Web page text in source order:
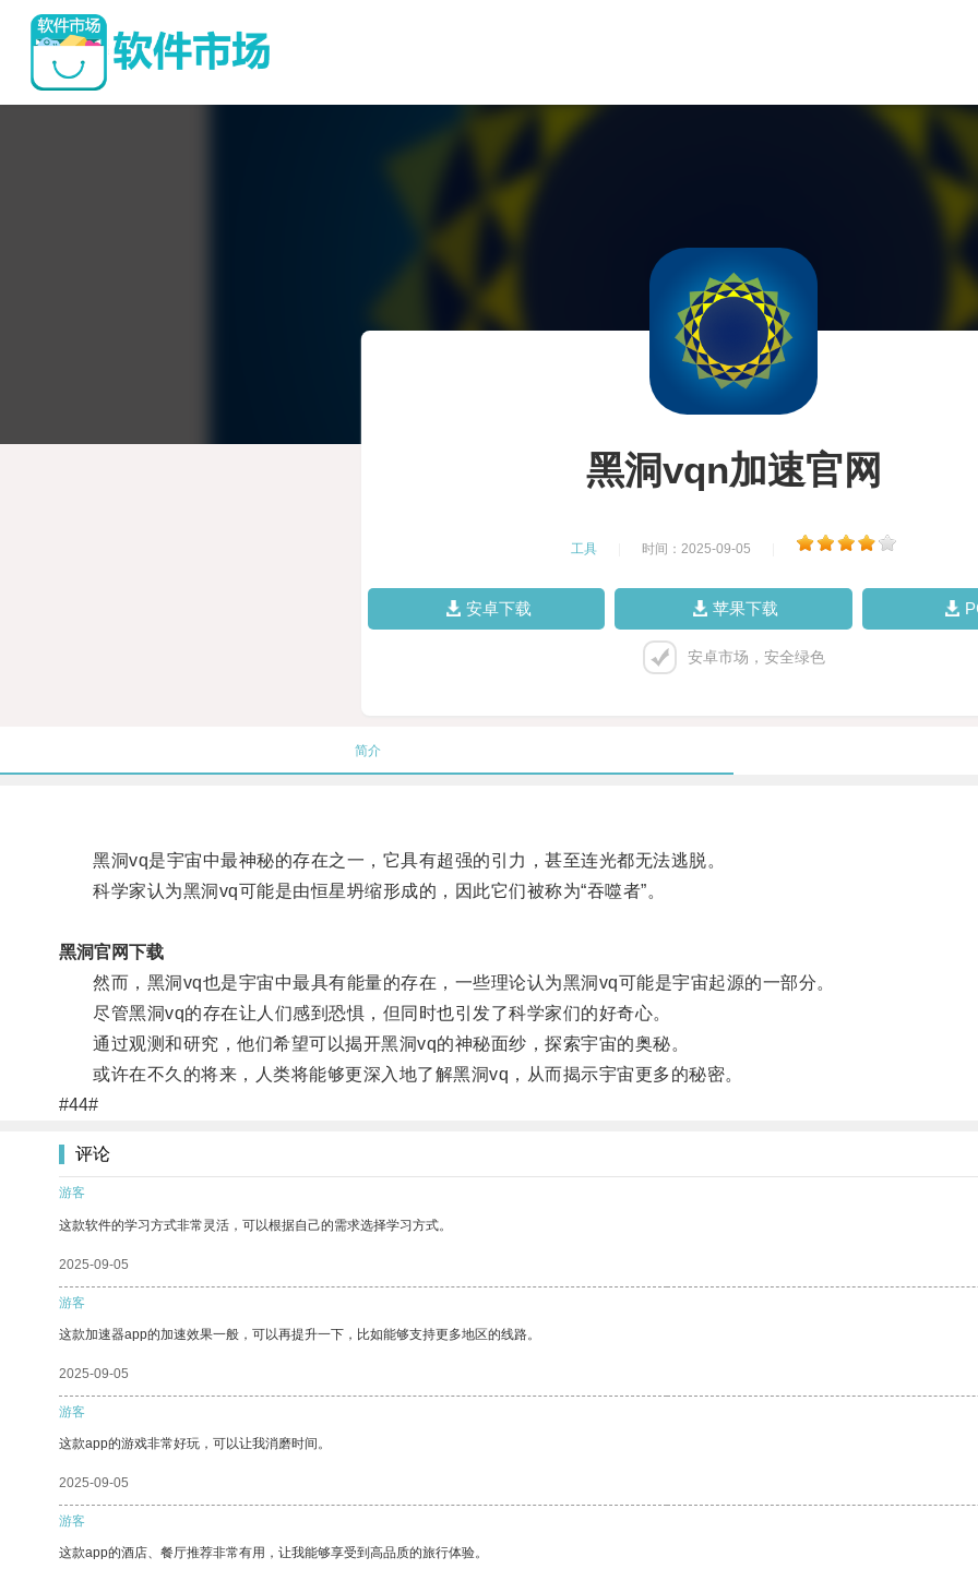
黑洞vqn加速官网
工具 时间：2025-09-05
安卓下载 苹果下载
安卓市场，安全绿色
简介
黑洞vq是宇宙中最神秘的存在之一，它具有超强的引力，甚至连光都无法逃脱。
科学家认为黑洞vq可能是由恒星坍缩形成的，因此它们被称为“吞噬者”。
黑洞官网下载
然而，黑洞vq也是宇宙中最具有能量的存在，一些理论认为黑洞vq可能是宇宙起源的一部分。
尽管黑洞vq的存在让人们感到恐惧，但同时也引发了科学家们的好奇心。
通过观测和研究，他们希望可以揭开黑洞vq的神秘面纱，探索宇宙的奥秘。
或许在不久的将来，人类将能够更深入地了解黑洞vq，从而揭示宇宙更多的秘密。
#44#
评论
游客
这款软件的学习方式非常灵活，可以根据自己的需求选择学习方式。
2025-09-05
游客
这款加速器app的加速效果一般，可以再提升一下，比如能够支持更多地区的线路。
2025-09-05
游客
这款app的游戏非常好玩，可以让我消磨时间。
2025-09-05
游客
这款app的酒店、餐厅推荐非常有用，让我能够享受到高品质的旅行体验。